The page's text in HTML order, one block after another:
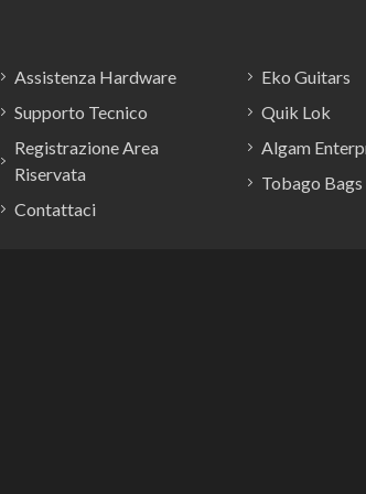
Assistenza Hardware
Supporto Tecnico
Registrazione Area
Riservata
Contattaci
Eko Guitars
Quik Lok
Algam
Tobago Bags